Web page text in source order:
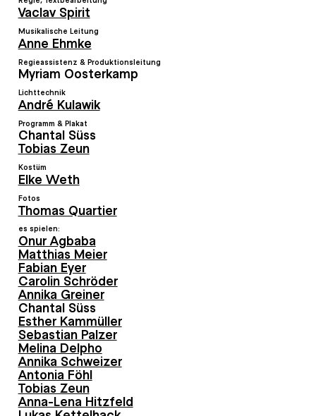
Vaclav Spirit
Musikalische Leitung
Anne Ehmke
Regieassistenz & Produktionsleitung
Myriam Oosterkamp
Lichttechnik
André Kulawik
Programm & Plakat
Chantal Süss
Tobias Zeun
Kostüm
Elke Weth
Fotos
Thomas Quartier
es spielen:
Onur Agbaba
Matthias Meier
Fabian Eyer
Carolin Schröder
Annika Greiner
Chantal Süss
Esther Kammüller
Sebastian Palzer
Melina Delpho
Annika Schweizer
Antonia Föhl
Tobias Zeun
Anna-Lena Hitzfeld